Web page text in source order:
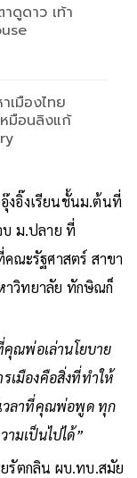
ดูดาว เท้า
เมืองไทย
หมือนลิงแก้
งอิ๊งเรียนชั้นม.ต้นที่
บ ม.ปลาย ที่
คณะรัฐศาสตร์ สาขา
าวิทยาลัย ทักษิณก็
ณพ่อเล่านโยบาย
รเมืองคือสิ่งที่ทำให้
เวลาที่คุณพ่อพูด ทุก
ามเป็นไปได้”
รัตกลิน ผบ.ทบ.สมัย